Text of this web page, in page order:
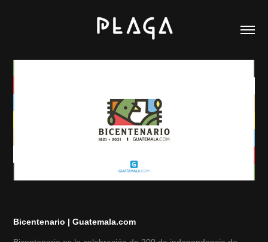
Bicentenario | Guatemala.com